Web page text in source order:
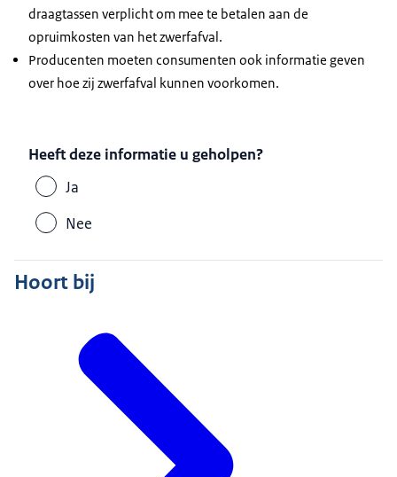
draagtassen verplicht om mee te betalen aan de
opruimkosten van het zwerfafval.
Producenten moeten consumenten ook informatie geven
over hoe zij zwerfafval kunnen voorkomen.
Heeft deze informatie u geholpen?
Ja
Nee
Hoort bij